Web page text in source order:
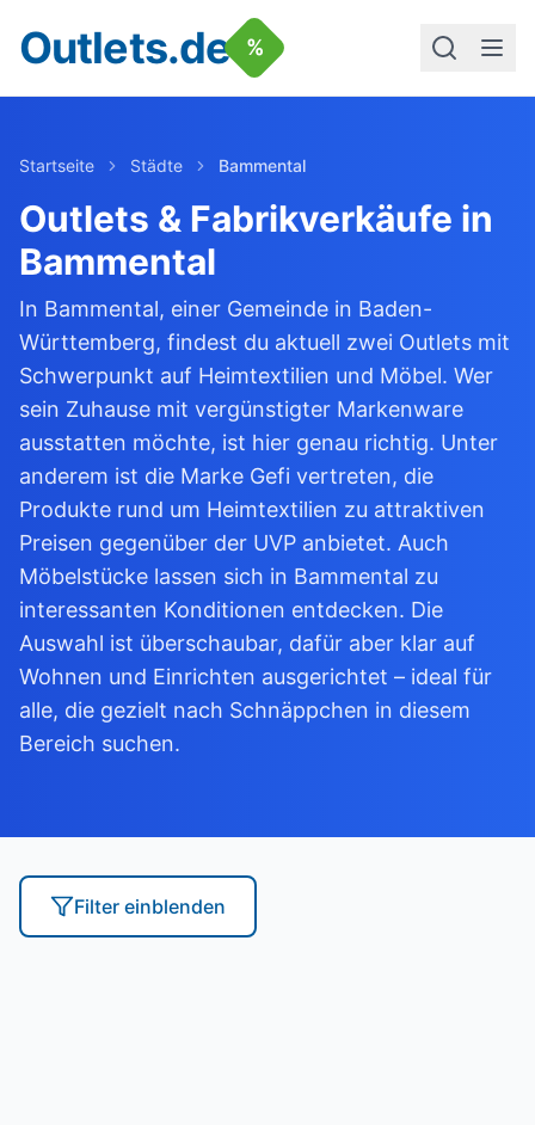
Outlets.de %
Startseite Städte Bammental
Outlets & Fabrikverkäufe in
Bammental
In Bammental, einer Gemeinde in Baden-
Württemberg, findest du aktuell zwei Outlets mit
Schwerpunkt auf Heimtextilien und Möbel. Wer
sein Zuhause mit vergünstigter Markenware
ausstatten möchte, ist hier genau richtig. Unter
anderem ist die Marke Gefi vertreten, die
Produkte rund um Heimtextilien zu attraktiven
Preisen gegenüber der UVP anbietet. Auch
Möbelstücke lassen sich in Bammental zu
interessanten Konditionen entdecken. Die
Auswahl ist überschaubar, dafür aber klar auf
Wohnen und Einrichten ausgerichtet – ideal für
alle, die gezielt nach Schnäppchen in diesem
Bereich suchen.
Filter einblenden